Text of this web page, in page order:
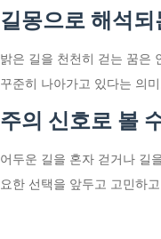
길몽으로 해석되
밝은 길을 천천히 걷는 꿈은
꾸준히 나아가고 있다는 의
주의 신호로 볼
어두운 길을 혼자 걷거나 길
요한 선택을 앞두고 고민하